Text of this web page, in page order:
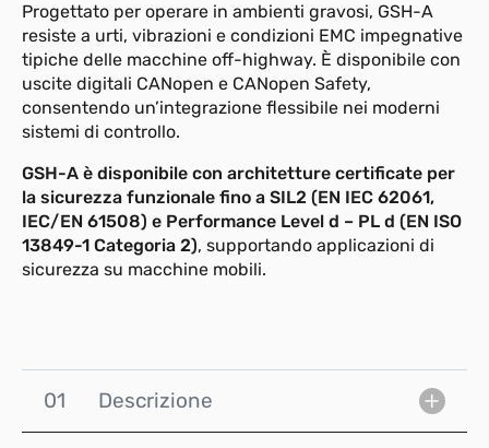
Progettato per operare in ambienti gravosi, GSH-A
resiste a urti, vibrazioni e condizioni EMC impegnative
tipiche delle macchine off-highway. È disponibile con
uscite digitali CANopen e CANopen Safety,
consentendo un’integrazione flessibile nei moderni
sistemi di controllo.
GSH-A è disponibile con architetture certificate per
la sicurezza funzionale fino a SIL2 (EN IEC 62061,
IEC/EN 61508) e Performance Level d – PL d (EN ISO
13849-1 Categoria 2), supportando applicazioni di
sicurezza su macchine mobili.
01 Descrizione